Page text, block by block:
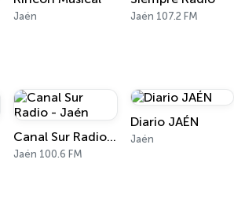
Jaén Jaén 107.2 FM
Canal Sur Radio - Jaén
Jaén 100.6 FM
Diario JAÉN
Jaén